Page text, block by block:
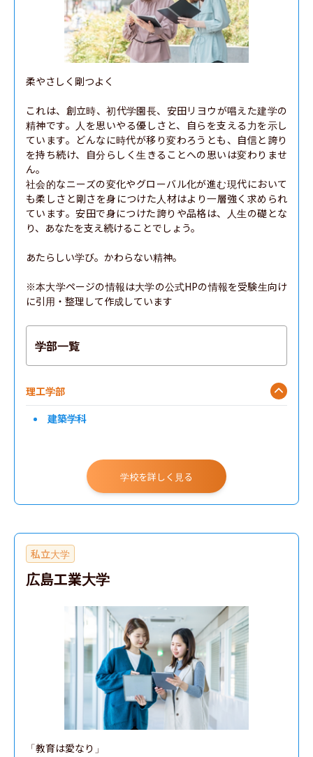
柔やさしく剛つよく
これは、創立時、初代学園長、安田リヨウが唱えた建学の
精神です。人を思いやる優しさと、自らを支える力を示し
ています。どんなに時代が移り変わろうとも、自信と誇り
を持ち続け、自分らしく生きることへの思いは変わりませ
ん。
社会的なニーズの変化やグローバル化が進む現代において
も柔しさと剛さを身につけた人材はより一層強く求められ
ています。安田で身につけた誇りや品格は、人生の礎とな
り、あなたを支え続けることでしょう。
あたらしい学び。かわらない精神。
※本大学ページの情報は大学の公式HPの情報を受験生向け
に引用・整理して作成しています
学部一覧
理工学部
建築学科
学校を詳しく見る
私立大学
広島工業大学
「教育は愛なり」